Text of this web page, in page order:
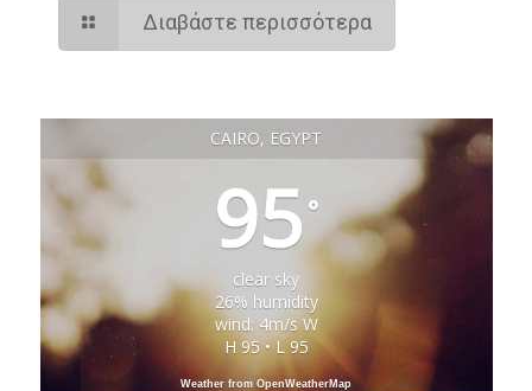
Διαβάστε περισσότερα
CAIRO, EGYPT
95 °
clear sky
26% humidity
wind: 4m/s W
H 95 • L 95
Weather from OpenWeatherMap